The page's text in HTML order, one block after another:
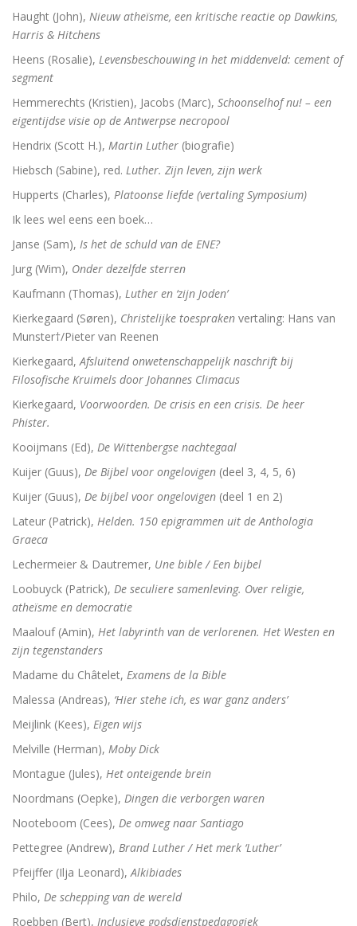
Haught (John), Nieuw atheïsme, een kritische reactie op Dawkins,
Harris & Hitchens
Heens (Rosalie), Levensbeschouwing in het middenveld: cement of
segment
Hemmerechts (Kristien), Jacobs (Marc), Schoonselhof nu! – een
eigentijdse visie op de Antwerpse necropool
Hendrix (Scott H.), Martin Luther (biografie)
Hiebsch (Sabine), red. Luther. Zijn leven, zijn werk
Hupperts (Charles), Platoonse liefde (vertaling Symposium)
Ik lees wel eens een boek…
Janse (Sam), Is het de schuld van de ENE?
Jurg (Wim), Onder dezelfde sterren
Kaufmann (Thomas), Luther en ‘zijn Joden’
Kierkegaard (Søren), Christelijke toespraken vertaling: Hans van
Munster†/Pieter van Reenen
Kierkegaard, Afsluitend onwetenschappelijk naschrift bij
Filosofische Kruimels door Johannes Climacus
Kierkegaard, Voorwoorden. De crisis en een crisis. De heer
Phister.
Kooijmans (Ed), De Wittenbergse nachtegaal
Kuijer (Guus), De Bijbel voor ongelovigen (deel 3, 4, 5, 6)
Kuijer (Guus), De bijbel voor ongelovigen (deel 1 en 2)
Lateur (Patrick), Helden. 150 epigrammen uit de Anthologia
Graeca
Lechermeier & Dautremer, Une bible / Een bijbel
Loobuyck (Patrick), De seculiere samenleving. Over religie,
atheïsme en democratie
Maalouf (Amin), Het labyrinth van de verlorenen. Het Westen en
zijn tegenstanders
Madame du Châtelet, Examens de la Bible
Malessa (Andreas), ‘Hier stehe ich, es war ganz anders’
Meijlink (Kees), Eigen wijs
Melville (Herman), Moby Dick
Montague (Jules), Het onteigende brein
Noordmans (Oepke), Dingen die verborgen waren
Nooteboom (Cees), De omweg naar Santiago
Pettegree (Andrew), Brand Luther / Het merk ‘Luther’
Pfeijffer (Ilja Leonard), Alkibiades
Philo, De schepping van de wereld
Roebben (Bert), Inclusieve godsdienstpedagogiek